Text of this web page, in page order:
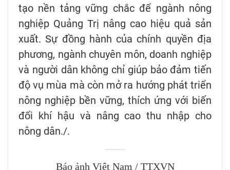
tạo nền tảng vững chắc để ngành nông
nghiệp Quảng Trị nâng cao hiệu quả sản
xuất. Sự đồng hành của chính quyền địa
phương, ngành chuyên môn, doanh nghiệp
và người dân không chỉ giúp bảo đảm tiến
độ vụ mùa mà còn mở ra hướng phát triển
nông nghiệp bền vững, thích ứng với biến
đổi khí hậu và nâng cao thu nhập cho
nông dân./.
Báo ảnh Việt Nam / TTXVN